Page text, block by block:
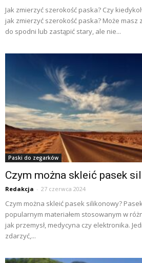
Jak zmierzyć szerokość paska? Czy
jak zmierzyć szerokość paska? Może
do spodni lub zastąpić stary, ale nie...
Paski do zegarków
Czym można skleić pasek
Redakcja - 27 czerwca 2024
Czym można skleić pasek silikonowy?
popularnym materiałem stosowanym w
jak przemysł, medycyna czy elektronika.
zdarzyć,...